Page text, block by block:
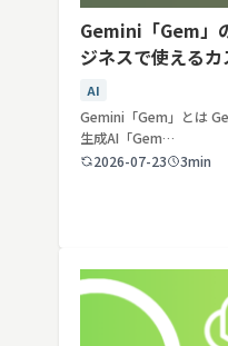
Gemini「Gem」
ジネスで使える
用例
AI
Gemini「Gem」とは
生成AI「Gem…
2026-07-23
3min